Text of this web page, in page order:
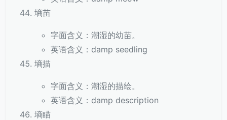
墒苗
字面含义：潮湿的幼苗。
英语含义：damp seedling
墒描
字面含义：潮湿的描绘。
英语含义：damp description
墒瞄